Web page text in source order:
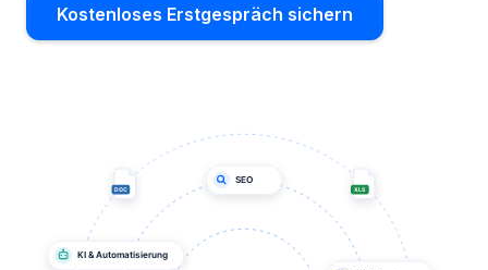
Kostenloses Erstgespräch sichern